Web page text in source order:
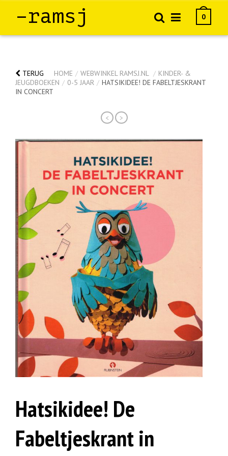
–ramsj 0
TERUG HOME / WEBWINKEL RAMSJ.NL / KINDER- &
JEUGDBOEKEN / 0-5 JAAR / HATSIKIDEE! DE FABELTJESKRANT
IN CONCERT
< >
Hatsikidee! De
Fabeltjeskrant in